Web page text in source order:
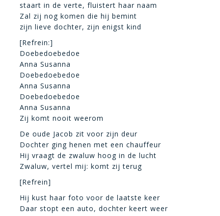
staart in de verte, fluistert haar naam
Zal zij nog komen die hij bemint
zijn lieve dochter, zijn enigst kind
[Refrein:]
Doebedoebedoe
Anna Susanna
Doebedoebedoe
Anna Susanna
Doebedoebedoe
Anna Susanna
Zij komt nooit weerom
De oude Jacob zit voor zijn deur
Dochter ging henen met een chauffeur
Hij vraagt de zwaluw hoog in de lucht
Zwaluw, vertel mij: komt zij terug
[Refrein]
Hij kust haar foto voor de laatste keer
Daar stopt een auto, dochter keert weer